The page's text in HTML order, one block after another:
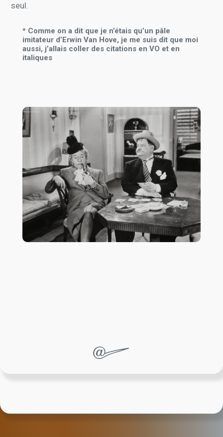
seul.
* Comme on a dit que je n’étais qu’un pâle
imitateur d’Erwin Van Hove, je me suis dit que moi
aussi, j’allais coller des citations en VO et en
italiques